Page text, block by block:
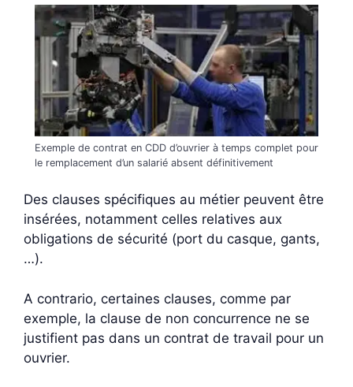
Exemple de contrat en CDD d’ouvrier à temps complet pour
le remplacement d’un salarié absent définitivement
Des clauses spécifiques au métier peuvent être
insérées, notamment celles relatives aux
obligations de sécurité (port du casque, gants,
…).
A contrario, certaines clauses, comme par
exemple, la clause de non concurrence ne se
justifient pas dans un contrat de travail pour un
ouvrier.